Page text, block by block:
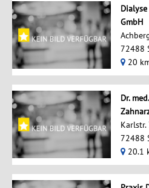
GmbH
72488
20
Dr.
Karlstr.
72488
20.1